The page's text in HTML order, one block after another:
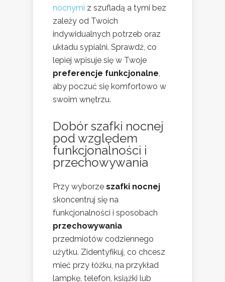
nocnymi z szufladą a tymi bez
zależy od Twoich
indywidualnych potrzeb oraz
układu sypialni. Sprawdź, co
lepiej wpisuje się w Twoje
preferencje funkcjonalne,
aby poczuć się komfortowo w
swoim wnętrzu.
Dobór szafki nocnej
pod względem
funkcjonalności i
przechowywania
Przy wyborze szafki nocnej
skoncentruj się na
funkcjonalności i sposobach
przechowywania
przedmiotów codziennego
użytku. Zidentyfikuj, co chcesz
mieć przy łóżku, na przykład
lampkę, telefon, książki lub